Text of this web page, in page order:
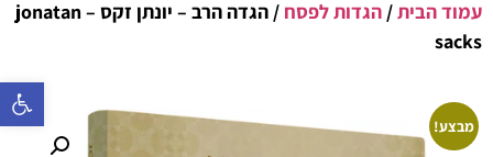
פתח סרגל
עמוד הבית/ הגדות לפסח
/ הגדה הרב – יונתן זקס – jonatan
sacks
מבצע!